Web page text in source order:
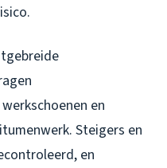
en
Steigers en
en